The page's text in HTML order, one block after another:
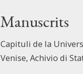
Manuscrits
Capituli de la
Venise, Achivio di